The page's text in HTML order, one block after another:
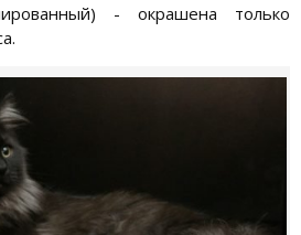
- окрашена только